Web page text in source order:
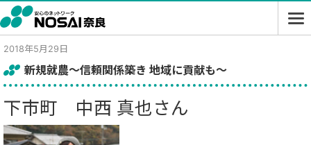
2018年5月29日
新規就農～信頼関係築き 地域に貢献も～
下市町 中西 真也さん